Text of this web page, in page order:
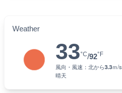
Weather
33°C/92°F
風向・風速： 北から3.3ｍ/s
晴天